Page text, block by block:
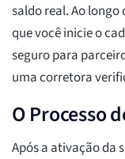
saldo real. Ao
que você inicie o
seguro para
uma corretora
O Processo
Após a ativação da